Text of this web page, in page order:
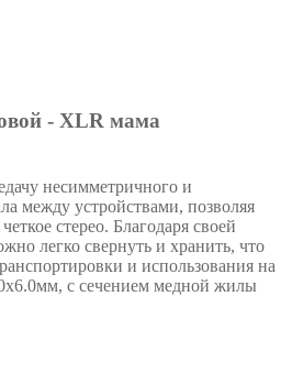
- XLR мама
несимметричного и
между устройствами, позволяя
стерео. Благодаря своей
легко свернуть и хранить, что
и использования на
с сечением медной жилы